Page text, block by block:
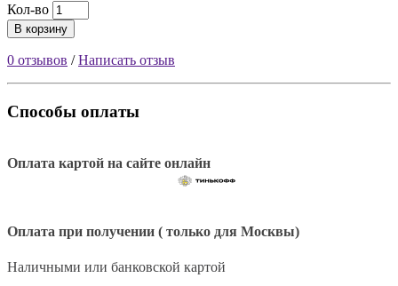
Кол-во
В корзину
0 отзывов /Написать отзыв
Способы оплаты
Оплата картой на сайте онлайн
Оплата при получении ( только для Москвы)
Наличными или банковской картой